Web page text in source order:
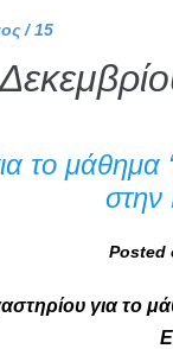
/15
το μάθημα
στην
Posted
για το